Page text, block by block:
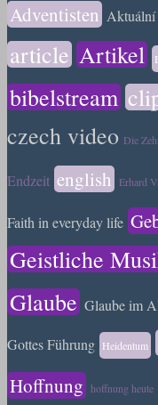
Adventisten Aktuální
article Artikel
bibelstream
czech video Die
Endzeit english Erhard
Faith in everyday life
Geistliche
Glaube Glaube im
Gottes Führung Heidentum
Hoffnung hoffnung heute